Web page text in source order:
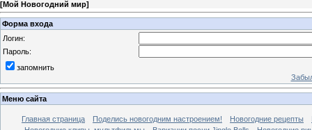
[Мой Новогодний мир]
Форма входа
Логин:
Пароль:
запомнить
Меню сайта
Главная страница Поделись новогодним настроением! Новогодние рецепты